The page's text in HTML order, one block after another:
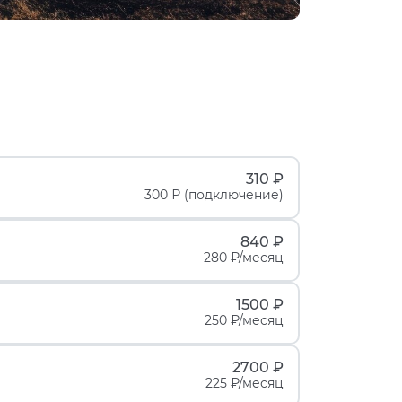
310 ₽
300 ₽ (подключение)
840 ₽
280 ₽/месяц
1500 ₽
250 ₽/месяц
2700 ₽
225 ₽/месяц